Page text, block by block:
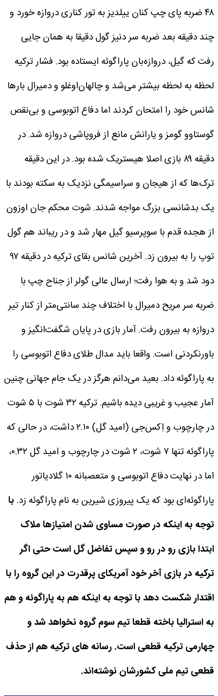
۴۸ ضربه پای چپ کنان ییلدیز به تور کناری دروازه خورد و
چند دقیقه بعد ضربه سر دنیز گول دقیقا به همان جایی
رفت که گیل، دروازه‌بان پاراگوئه ایستاده بود. فشار ترکیه
لحظه به لحظه بیشتر می‌شد و چالهان‌اوغلو و دمیرال بارها
شانس خود را امتحان کردند اما دفاع اتوبوسی و بی‌نقص
گوستاوو گومز و یارانش مانع از فروپاشی دروازه شد.در
دقیقه ۸۹ بازی اصلا هیستریک شده بود. در این دقیقه
ترک‌ها که از هیجان و سراسیمگی نزدیک به سکته بودند با
یک بدشانسی بزرگ مواجه شدند. شوت محکم جان اوزون
از هجده قدم با سوپرسیو گیل مهار شد و در ریباند هم گول
توپ را به بیرون زد. آخرین شانس بقای ترکیه در دقیقه ۹۷
دود شد و به هوا رفت؛ ارسال عالی گولر از جناح چپ با
ضربه سر مریح دمیرال با اختلاف چند سانتی‌متر از کنار تیر
دروازه به بیرون رفت.آمار بازی در پایان شگفت‌انگیز و
باورنکردنی است. واقعا باید مدال طلای دفاع اتوبوسی را
به پاراگوئه داد. بعید می‌دانم هرگز در یک جام جهانی چنین
آمار عجیب و غریبی دیده باشیم. ترکیه ۳۲ شوت با ۵ شوت
در چارچوب و اِکس‌جی (امید گل) ۲.۱۰ داشت، در حالی که
پاراگوئه تنها ۷ شوت، ۲ شوت در چارچوب و امید گل ۰.۳۲،
اما در نهایت دفاع اتوبوسی و متعصبانه ۱۰ گلادیاتور
پاراگوئه‌ای بود که یک پیروزی شیرین به نام پاراگوئه زد. با
توجه به اینکه در صورت مساوی شدن امتیازها ملاک
ابتدا بازی رو در رو و سپس تفاضل گل است حتی اگر
ترکیه در بازی آخر خود آمریکای پرقدرت در این گروه را با
اقتدار شکست دهد با توجه به اینکه هم به پاراگوئه و هم
به استرالیا باخته قطعا تیم سوم گروه نخواهد شد و
چهارمی ترکیه قطعی است. رسانه های ترکیه هم از حذف
قطعی تیم ملی کشورشان نوشته‌اند.